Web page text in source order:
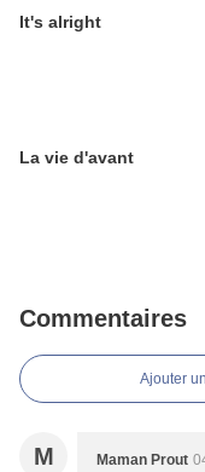
It's alright
La vie d'avant
Commentaires
Ajouter
M Maman Prout